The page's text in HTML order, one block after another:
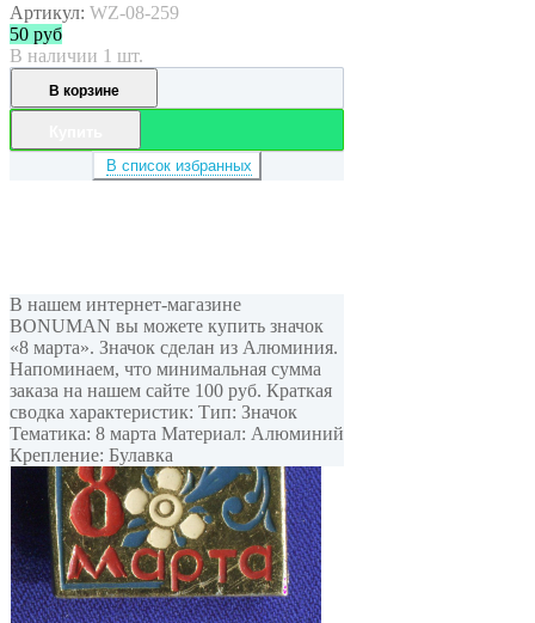
Артикул: WZ-08-259
50 руб
В наличии 1 шт.
В корзине
В список избранных
В нашем интернет-магазине
BONUMAN вы можете купить значок
«8 марта». Значок сделан из Алюминия.
Напоминаем, что минимальная сумма
заказа на нашем сайте 100 руб. Краткая
сводка характеристик: Тип: Значок
Тематика: 8 марта Материал: Алюминий
Крепление: Булавка